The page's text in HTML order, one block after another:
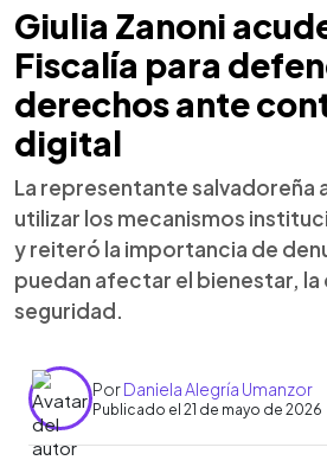
Giulia Zanoni
Fiscalía para
derechos ante
digital
La representante salvadoreña
utilizar los mecanismos
y reiteró la importancia de
puedan afectar el bienestar, la
seguridad.
PorDaniela Alegría Umanzor
Publicado el 21 de mayo de 2026